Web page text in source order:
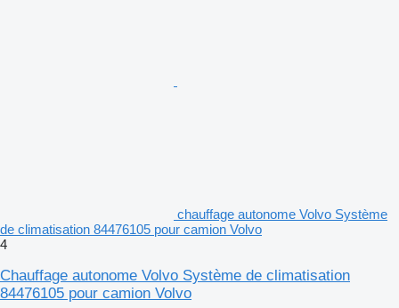
chauffage autonome Volvo Système
de climatisation 84476105 pour camion Volvo
4
Chauffage autonome Volvo Système de climatisation
84476105 pour camion Volvo